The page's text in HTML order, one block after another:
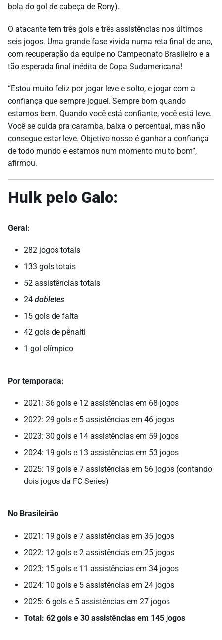
bola do gol de cabeça de Rony).
O atacante tem três gols e três assistências nos últimos
seis jogos. Uma grande fase vivida numa reta final de ano,
com recuperação da equipe no Campeonato Brasileiro e a
tão esperada final inédita de Copa Sudamericana!
“Estou muito feliz por jogar leve e solto, e jogar com a
confiança que sempre joguei. Sempre bom quando
estamos bem. Quando você está confiante, você está leve.
Você se cuida pra caramba, baixa o percentual, mas não
consegue estar leve. Objetivo nosso é ganhar a confiança
de todo mundo e estamos num momento muito bom”,
afirmou.
Hulk pelo Galo:
Geral:
282 jogos totais
133 gols totais
52 assistências totais
24 dobletes
15 gols de falta
42 gols de pênalti
1 gol olímpico
Por temporada:
2021: 36 gols e 12 assistências em 68 jogos
2022: 29 gols e 5 assistências em 46 jogos
2023: 30 gols e 14 assistências em 59 jogos
2024: 19 gols e 13 assistências em 53 jogos
2025: 19 gols e 7 assistências em 56 jogos (contando
dois jogos da FC Series)
No Brasileirão
2021: 19 gols e 7 assistências em 35 jogos
2022: 12 gols e 2 assistências em 25 jogos
2023: 15 gols e 11 assistências em 34 jogos
2024: 10 gols e 5 assistências em 24 jogos
2025: 6 gols e 5 assistências em 27 jogos
Total: 62 gols e 30 assistências em 145 jogos